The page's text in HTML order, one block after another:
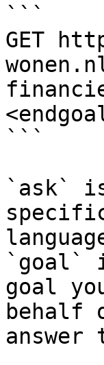
```
GET
```
`ask`
`goal`
goal
behalf